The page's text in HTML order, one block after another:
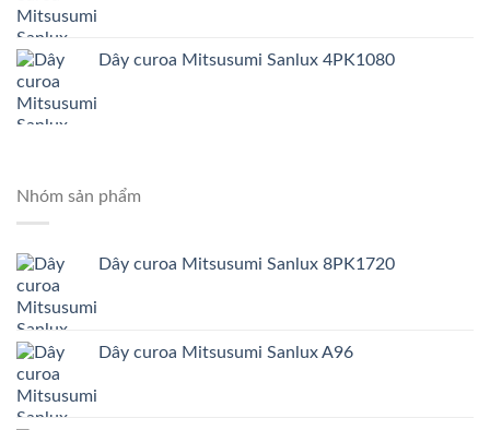
Dây curoa Mitsusumi Sanlux 4PK1080
Nhóm sản phẩm
Dây curoa Mitsusumi Sanlux 8PK1720
Dây curoa Mitsusumi Sanlux A96